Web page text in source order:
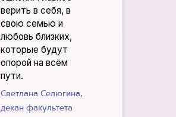
верить в себя, в
свою семью и
любовь близких,
которые будут
опорой на всём
пути.
Светлана Селюгина,
декан факультета